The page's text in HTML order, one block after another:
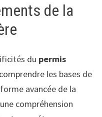
de la
du permis
les bases de
avancée de la
compréhension